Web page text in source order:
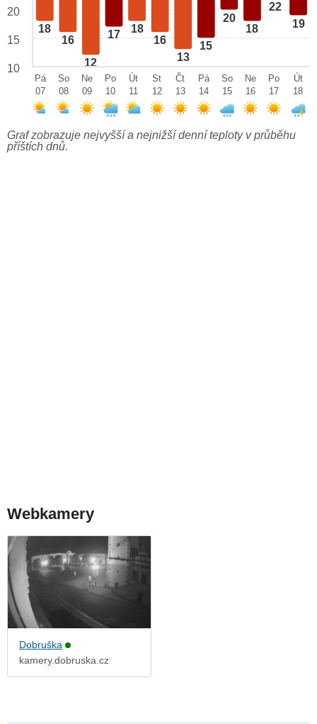
18
16
12
17 18
16
13
15
20
18
22
19
20
15
10
Pá
07
So
08
Ne
09
Po
10
Út
11
St
12
Čt
13
Pá
14
So
15
Ne
16
Po
17
Út
18
Graf zobrazuje nejvyšší a nejnižší denní teploty v průběhu
příštích dnů.
Webkamery
Dobruška
kamery.dobruska.cz